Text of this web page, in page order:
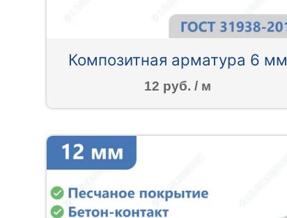
Композитная арматура 6 мм
12 руб. / м